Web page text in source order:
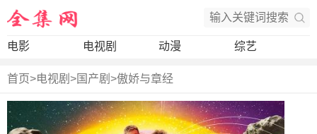
电影 电视剧 动漫 综艺
首页>电视剧 >国产剧 >傲娇与章经